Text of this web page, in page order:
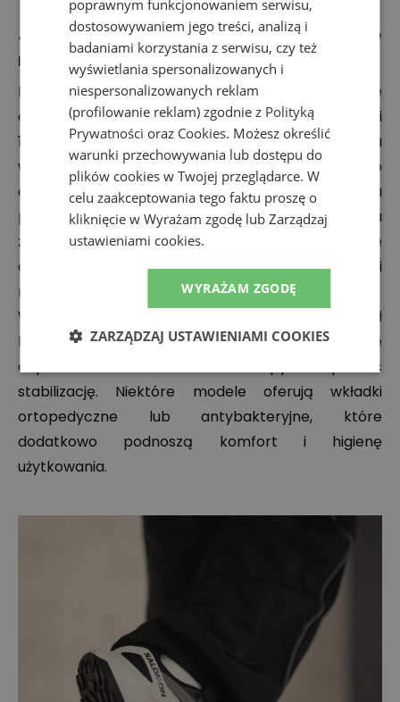
Jak dobrać rozmiar i dopasowanie
najlepszych butów trekkingowych?
Buty trekkingowe powinny być nieco większe niż te
codziennego użytku – zostaw 0,5-1 cm luzu latem i
1,5-2,5 cm zimą. Skąd te różnice? Po pierwsze, na
wyjścia w góry potrzebujesz grubszej skarpety, a po
drugie, stopa pod wpływem długiego wysiłku
puchnie. Dlatego obuwie przymierzaj zawsze na
zmęczoną stopę, w sportowych skarpetach. Dobre
dopasowanie jest kluczowe dla komfortu i redukcji
ryzyka kontuzji podczas marszu.
Warto też zwrócić uwagę na system sznurowadeł
lub szybkiego zapinania, który pozwala precyzyjnie
dopasować but do kształtu stopy i zapewnić
stabilizację. Niektóre modele oferują wkładki
ortopedyczne lub antybakteryjne, które
dodatkowo podnoszą komfort i higienę
użytkowania.
poprawnym funkcjonowaniem serwisu,
dostosowywaniem jego treści, analizą i
badaniami korzystania z serwisu, czy też
wyświetlania spersonalizowanych i
niespersonalizowanych reklam
(profilowanie reklam) zgodnie z Polityką
Prywatności oraz Cookies. Możesz określić
warunki przechowywania lub dostępu do
plików cookies w Twojej przeglądarce. W
celu zaakceptowania tego faktu proszę o
kliknięcie w Wyrażam zgodę lub Zarządzaj
ustawieniami cookies.
WYRAŻAM ZGODĘ
ZARZĄDZAJ USTAWIENIAMI COOKIES